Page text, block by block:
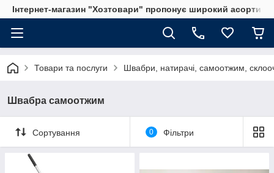
Інтернет-магазин "Хозтовари" пропонує широкий
Товари та послуги Швабри, натирачі, самоотжим,
Швабра самоотжим
Сортування 0 Фільтри